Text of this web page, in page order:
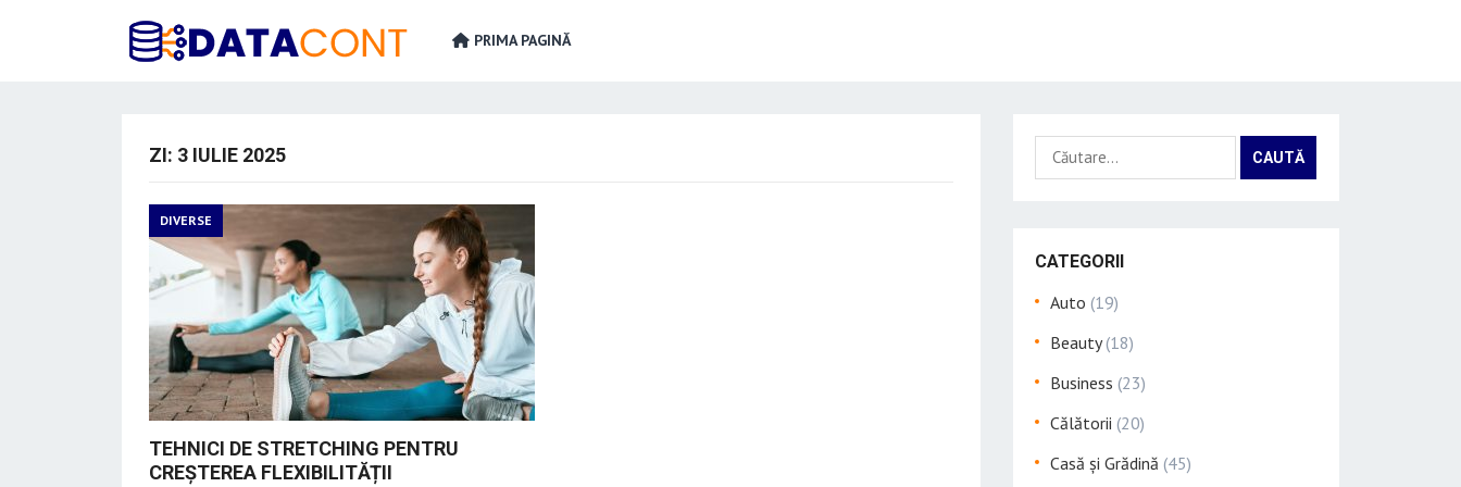
PRIMA PAGINĂ
ZI: 3 IULIE 2025
DIVERSE
TEHNICI DE STRETCHING PENTRU
CREȘTEREA FLEXIBILITĂȚII
Caută
după:
CATEGORII
Auto (19)
Beauty(18)
Business (23)
Călătorii (20)
Casă și Grădină (45)